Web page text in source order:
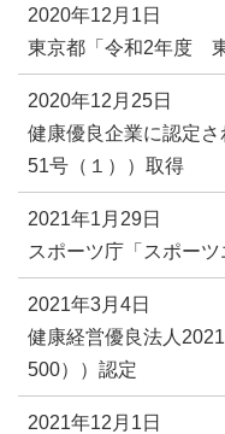
2020年12月1日
東京都「令和2年度
2020年12月25日
健康優良企業に認定
51号（１））取得
2021年1月29日
スポーツ庁「スポー
2021年3月4日
健康経営優良法人
500））認定
2021年12月1日